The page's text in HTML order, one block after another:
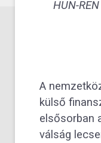
HUN-
A
külső
elsősorban
válság